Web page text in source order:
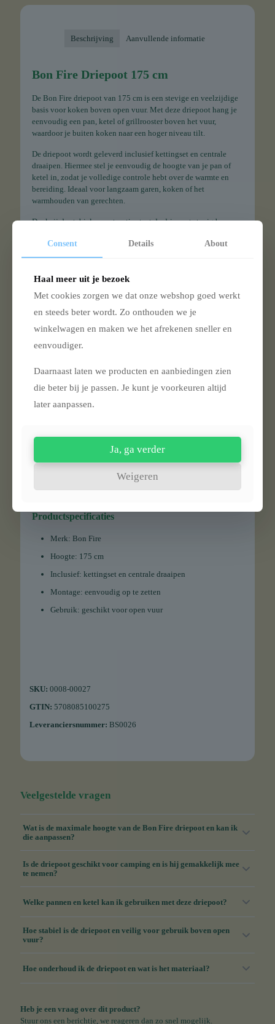
Beschrijving Aanvullende informatie
Bon Fire Driepoot 175 cm
De Bon Fire driepoot van 175 cm is een stevige en veelzijdige
basis voor koken boven open vuur. Met deze driepoot hang je
eenvoudig een pan, ketel of grillrooster boven het vuur,
waardoor je buiten koken naar een hoger niveau tilt.
De driepoot wordt geleverd inclusief kettingset en centrale
draaipen. Hiermee stel je eenvoudig de hoogte van je pan of
ketel in, zodat je volledige controle hebt over de warmte en
bereiding. Ideaal voor langzaam garen, koken of het
warmhouden van gerechten.
Dankzij de stabiele constructie staat de driepoot stevig boven
ontwerp maakt het bovendien eenvoudig om de driepoot mee
te nemen en op te bergen.
Of je nu een stoofpot bereidt, water kookt of gewoon wilt
en praktische toevoeging aan je outdoor uitrusting.
Stevige basis voor koken boven open vuur
Toepassing
Gebruik op camping of in de tuin
Productspecificaties
Merk: Bon Fire
Hoogte: 175 cm
Inclusief: kettingset en centrale draaipen
Montage: eenvoudig op te zetten
Gebruik: geschikt voor open vuur
SKU: 0008-00027
GTIN: 5708085100275
Leveranciersnummer: BS0026
Veelgestelde vragen
Wat is de maximale hoogte van de Bon Fire driepoot en kan ik
die aanpassen?
Is de driepoot geschikt voor camping en is hij gemakkelijk mee
te nemen?
Welke pannen en ketel kan ik gebruiken met deze driepoot?
Hoe stabiel is de driepoot en veilig voor gebruik boven open
vuur?
Hoe onderhoud ik de driepoot en wat is het materiaal?
Heb je een vraag over dit product?
Stuur ons een berichtje, we reageren dan zo snel mogelijk.
Consent Details About
Haal meer uit je bezoek
Met cookies zorgen we dat onze webshop goed werkt
en steeds beter wordt. Zo onthouden we je
winkelwagen en maken we het afrekenen sneller en
eenvoudiger.
Daarnaast laten we producten en aanbiedingen zien
die beter bij je passen. Je kunt je voorkeuren altijd
later aanpassen.
Weigeren
Ja, ga verder